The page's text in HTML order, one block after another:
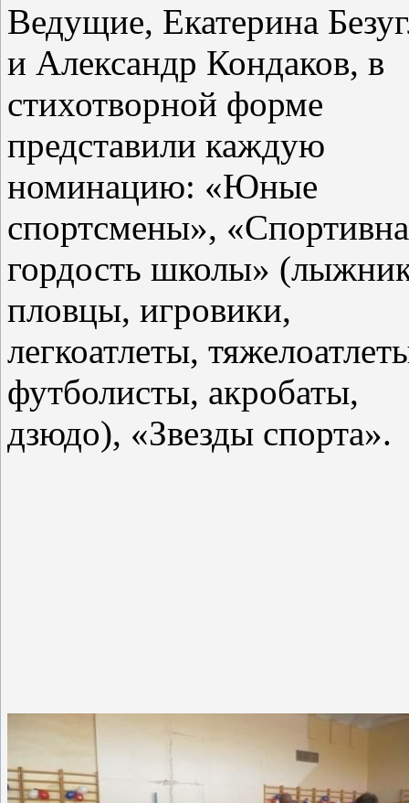
Ведущие, Екатерина
и Александр Кондаков, в
стихотворной форме
представили каждую
номинацию: «Юные
спортсмены»,
гордость школы»
пловцы, игровики,
легкоатлеты,
футболисты, акробаты,
дзюдо), «Звезды спорта».